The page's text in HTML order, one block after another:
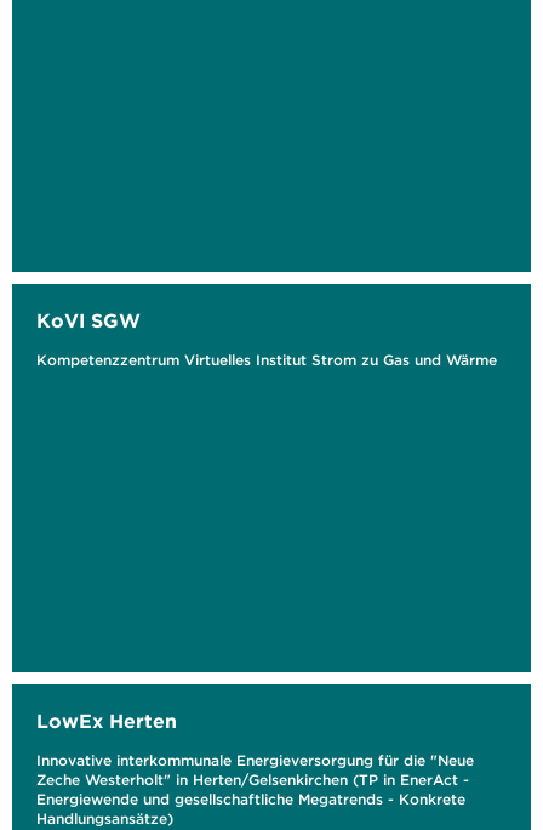
KoVI SGW
Kompetenzzentrum Virtuelles Institut Strom zu Gas und Wärme
LowEx Herten
Innovative interkommunale Energieversorgung für die "Neue
Zeche Westerholt" in Herten/Gelsenkirchen (TP in EnerAct -
Energiewende und gesellschaftliche Megatrends - Konkrete
Handlungsansätze)